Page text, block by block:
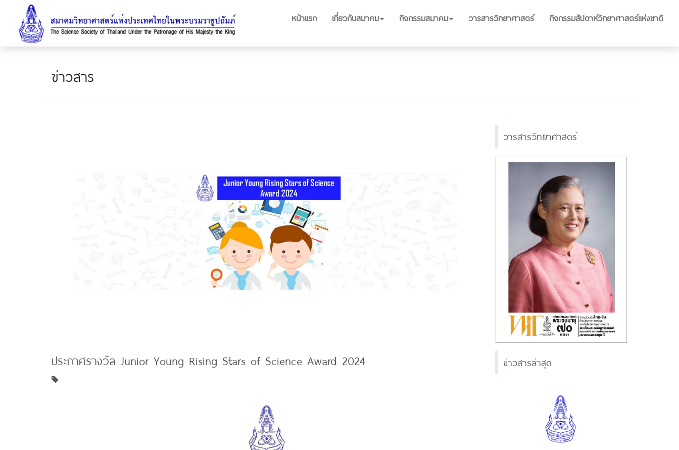
หน้าแรก เกี่ยวกับสมาคม กิจกรรมสมาคม วารสารวิทยาศาสตร์ กิจกรรมสัปดาห์วิทยาศาสตร์แห่งชาติ
ข่าวสาร
ประกาศรางวัล Junior Young Rising Stars of Science Award 2024
วารสารวิทยาศาสตร์
ข่าวสารล่าสุด